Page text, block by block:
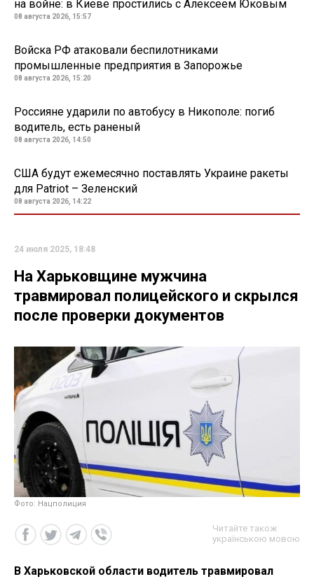
на войне: в Киеве простились с Алексеем Юковым
08 августа 2026, 15:57
Войска РФ атаковали беспилотниками
промышленные предприятия в Запорожье
08 августа 2026, 15:20
Россияне ударили по автобусу в Никополе: погиб
водитель, есть раненый
08 августа 2026, 14:50
США будут ежемесячно поставлять Украине ракеты
для Patriot – Зеленский
08 августа 2026, 14:22
24 июля 2025, 18:48
На Харьковщине мужчина
травмировал полицейского и скрылся
после проверки документов
Фото: Нацполиция
Читайте також
українською мовою
В Харьковской области водитель травмировал